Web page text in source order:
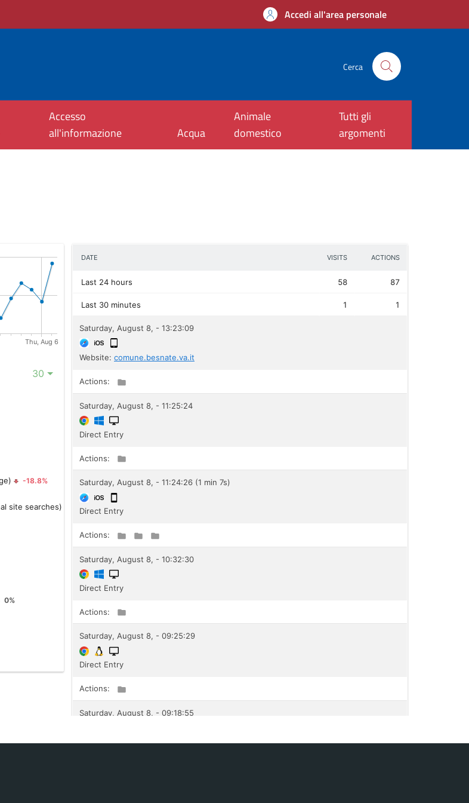
Accedi all'area personale
Cerca
Accesso
all'informazione
Acqua
Animale
domestico
Tutti gli
argomenti